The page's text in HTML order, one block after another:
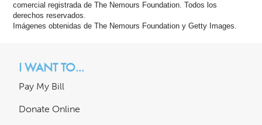
comercial registrada de The Nemours Foundation. Todos los
derechos reservados.
Imágenes obtenidas de The Nemours Foundation y Getty Images.
I WANT TO...
Pay My Bill
Donate Online